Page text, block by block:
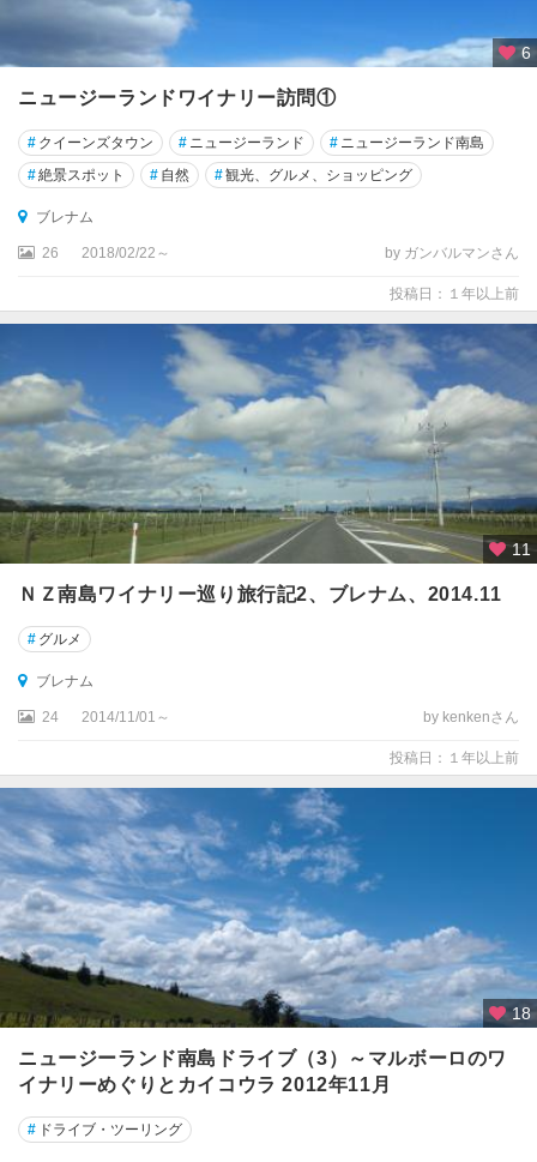
ェ
ン
ト
★
ー
ク
ド
★
ク
イ
ー
ン
ズ
タ
★
ク
ラ
ス
チ
ー
チ
★
フ
ィ
ヨ
ド
ラ
ン
国
6
ニュージーランドワイナリー訪問①
# クイーンズタウン # ニュージーランド # ニュージーランド南島
#絶景スポット # 自然 #観光、グルメ、ショッピング
ブレナム
26 2018/02/22～ by ガンバルマンさん
投稿日：１年以上前
11
ＮＺ南島ワイナリー巡り旅行記2、ブレナム、2014.11
# グルメ
ブレナム
24 2014/11/01～ by kenkenさん
投稿日：１年以上前
18
ニュージーランド南島ドライブ（3）～マルボーロのワ
イナリーめぐりとカイコウラ 2012年11月
# ドライブ・ツーリング